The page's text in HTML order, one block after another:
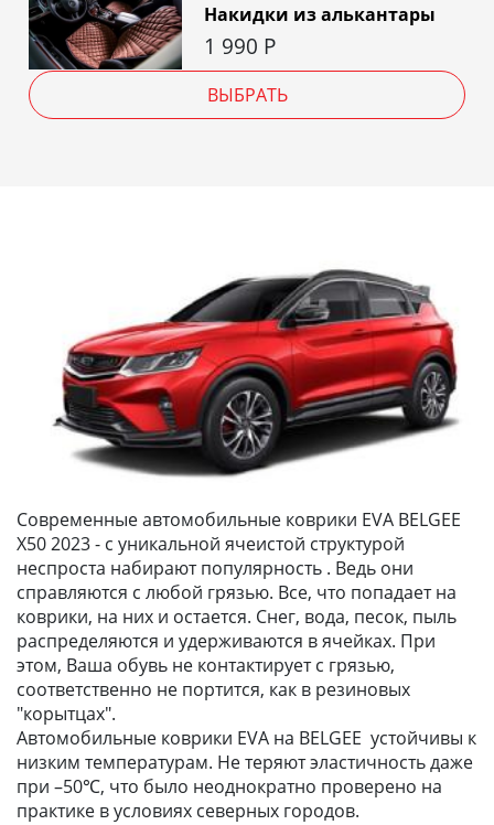
Накидки из алькантары
1 990 Р
ВЫБРАТЬ
Современные автомобильные коврики EVA BELGEE
X50 2023 - с уникальной ячеистой структурой
неспроста набирают популярность . Ведь они
справляются с любой грязью. Все, что попадает на
коврики, на них и остается. Снег, вода, песок, пыль
распределяются и удерживаются в ячейках. При
этом, Ваша обувь не контактирует с грязью,
соответственно не портится, как в резиновых
"корытцах".
Автомобильные коврики EVA на BELGEE устойчивы к
низким температурам. Не теряют эластичность даже
при –50℃, что было неоднократно проверено на
практике в условиях северных городов.